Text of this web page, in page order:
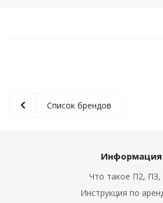
Список брендов
Информация
Что такое П2, П3,
Инструкция по